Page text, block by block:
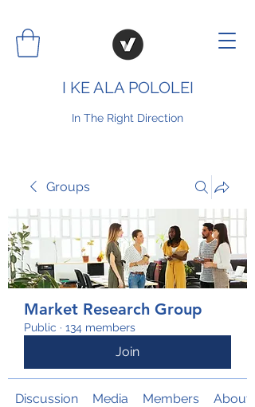
I KE ALA POLOLEI
In The Right Direction
Groups
Market Research Group
Public · 134 members
Join
Discussion Media Members About